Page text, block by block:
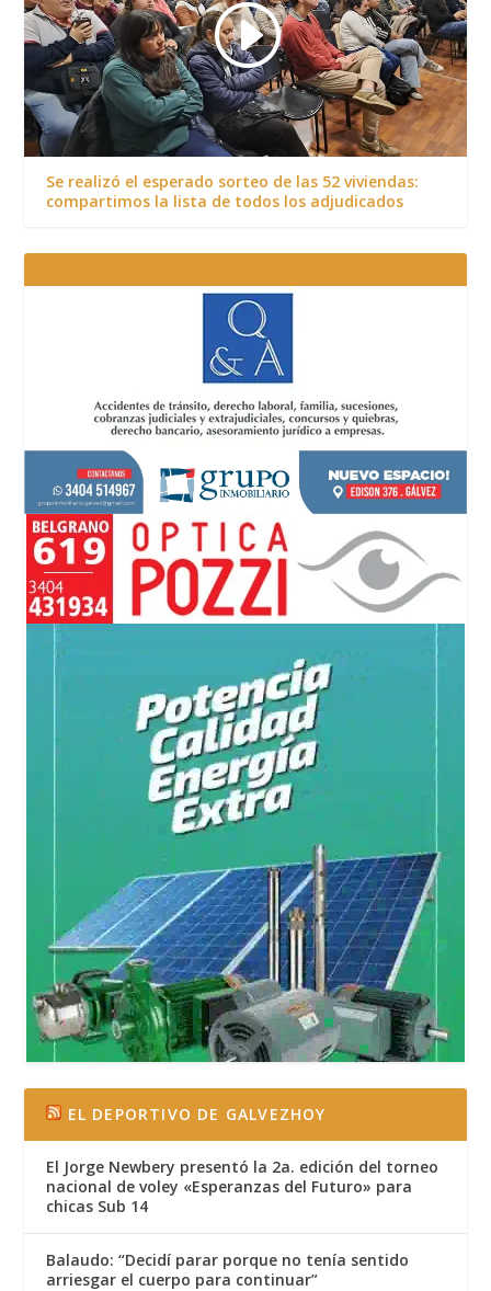
Se realizó el esperado sorteo de las 52 viviendas:
compartimos la lista de todos los adjudicados
EL DEPORTIVO DE GALVEZHOY
El Jorge Newbery presentó la 2a. edición del torneo
nacional de voley «Esperanzas del Futuro» para
chicas Sub 14
Balaudo: “Decidí parar porque no tenía sentido
arriesgar el cuerpo para continuar”